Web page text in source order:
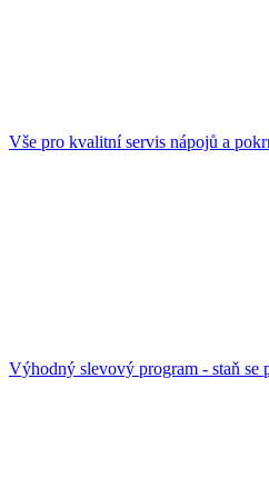
Vše pro kvalitní servis nápojů a
Výhodný slevový program - staň se